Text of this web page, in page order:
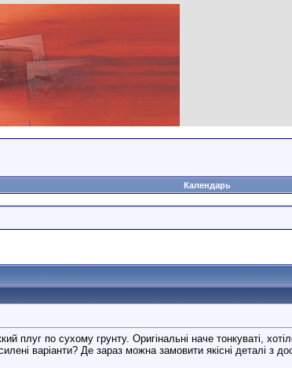
Календарь
плуг по сухому грунту. Оригінальні наче тонкуваті,
варіанти? Де зараз можна замовити якісні деталі з